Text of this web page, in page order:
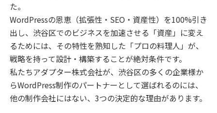
た。
WordPressの恩恵（拡張性・SEO・資産性）を100%引き
出し、渋谷区でのビジネスを加速させる「資産」に変え
るためには、その特性を熟知した「プロの料理人」が、
戦略を持って設計・構築することが絶対条件です。
私たちアダプター株式会社が、渋谷区の多くの企業様か
らWordPress制作のパートナーとして選ばれるのには、
他の制作会社にはない、3つの決定的な理由があります。